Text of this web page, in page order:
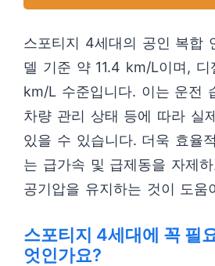
스포티지 4세대의 공인 복합
델 기준 약 11.4 km/L이며,
km/L 수준입니다. 이는 운전
차량 관리 상태 등에 따라 실
있을 수 있습니다. 더욱 효율
는 급가속 및 급제동을 자제
공기압을 유지하는 것이 도움
스포티지 4세대에 꼭 필
엇인가요?